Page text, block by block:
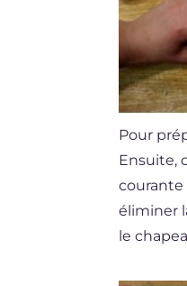
Pour
Ensuite,
courante
éliminer
le